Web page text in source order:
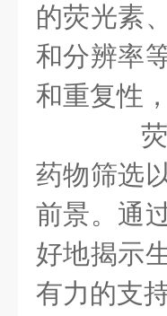
的荧光素
和分辨率
和重复性
荧
药物筛选
前景。通
好地揭示
有力的支持